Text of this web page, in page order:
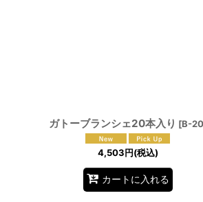
ガトーブランシェ20本入り [B-20
4,503円(税込)
カートに入れる